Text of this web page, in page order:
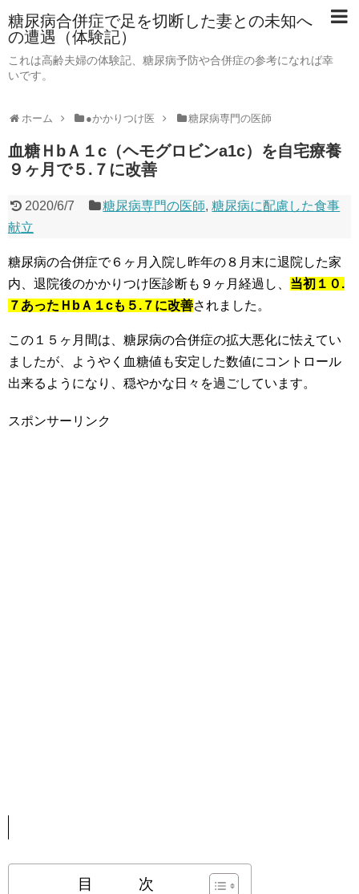
糖尿病合併症で足を切断した妻との未知へ
の遭遇（体験記）
これは高齢夫婦の体験記、糖尿病予防や合併症の参考になれば幸
いです。
ホーム ●かかりつけ医 糖尿病専門の医師
血糖ＨbＡ１c（ヘモグロビンa1c）を自宅療養
９ヶ月で５.７に改善
2020/6/7 糖尿病専門の医師,糖尿病に配慮した食事
献立
糖尿病の合併症で６ヶ月入院し昨年の８月末に退院した家
内、退院後のかかりつけ医診断も９ヶ月経過し、 当初１０.
７あったＨbＡ１cも５.７に改善されました。
この１５ヶ月間は、糖尿病の合併症の拡大悪化に怯えてい
ましたが、ようやく血糖値も安定した数値にコントロール
出来るようになり、穏やかな日々を過ごしています。
スポンサーリンク
目 次